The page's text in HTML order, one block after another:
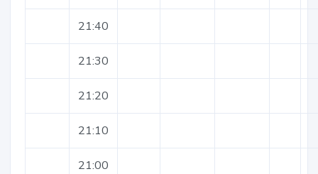
21:40
21:30
21:20
21:10
21:00